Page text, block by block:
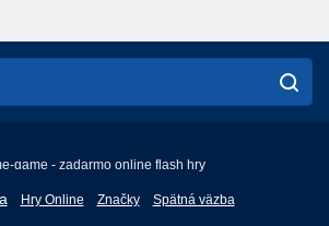
game - zadarmo online flash hry
Hry Online Značky Spätná väzba